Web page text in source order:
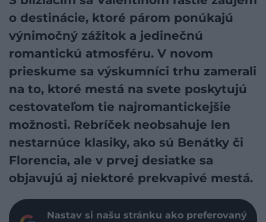
o destinácie, ktoré párom ponúkajú
výnimočný zážitok a jedinečnú
romantickú atmosféru. V novom
prieskume sa výskumníci trhu zamerali
na to, ktoré mestá na svete poskytujú
cestovateľom tie najromantickejšie
možnosti. Rebríček neobsahuje len
nestarnúce klasiky, ako sú Benátky či
Florencia, ale v prvej desiatke sa
objavujú aj niektoré prekvapivé mestá.
Nastav si našu stránku ako preferovaný